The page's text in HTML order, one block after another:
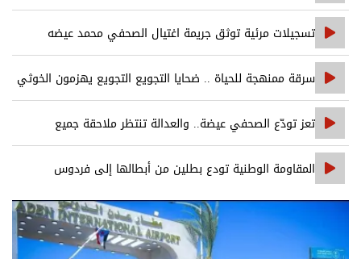
تسجيلات مرئية توثق جريمة اغتيال الصحفي محمد عيضه
سرقة ممنهجة للحياة .. ضحايا التجويع التجويع يهزمون الخوثي
تعز تودّع الصحفي عيضة.. والعدالة تنتظر ملاحقة جميع
المتورطين
المقاومة الوطنية تودع بطلين من أبطالها إلى فردوس
الشهداء في المخا